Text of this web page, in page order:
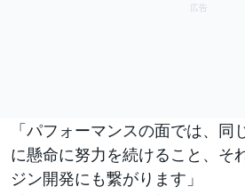
「パフォーマンスの面では、同
に懸命に努力を続けること、そ
ジン開発にも繋がります」